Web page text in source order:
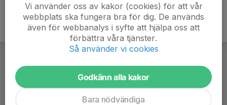
Vi använder oss av kakor (cookies) för att vår
webbplats ska fungera bra för dig. De används
även för webbanalys i syfte att hjälpa oss att
förbättra våra tjänster.
Så använder vi cookies
Godkänn alla kakor
Bara nödvändiga